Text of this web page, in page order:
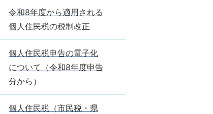
令和8年度から適用される
個人住民税の税制改正
個人住民税申告の電子化
について（令和8年度申告
分から）
個人住民税（市民税・県